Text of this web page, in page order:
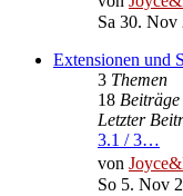
Sa 30. Nov
Extensionen und
3 Themen
18 Beiträge
Letzter
3.1 / 3…
von
So 5. Nov